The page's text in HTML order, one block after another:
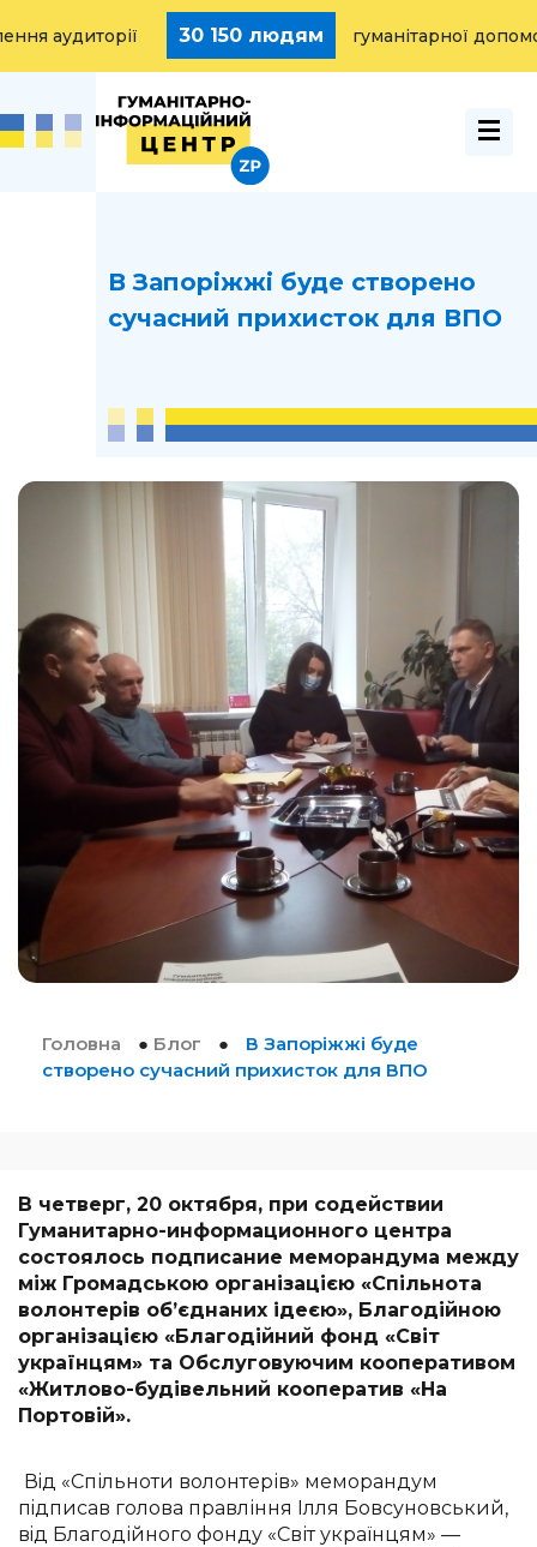
30 150 людям гуманітарної допомоги
В Запорiжжi буде створено
сучасний прихисток для ВПО
Головна ● Блог ●
В Запорiжжi буде
створено сучасний прихисток для ВПО
В четверг, 20 октября, при содействии
Гуманитарно-информационного центра
состоялось подписание меморандума между
між Громадською організацією «Спільнота
волонтерів об’єднаних iдеєю», Благодійною
організацією «Благодійний фонд «Світ
українцям» та Обслуговуючим кооперативом
«Житлово-будівельний кооператив «На
Портовій».
Вiд «Спільноти волонтерів» меморандум
пiдписав голова правління Iлля Бовсуновський,
вiд Благодійного фонду «Світ українцям» —